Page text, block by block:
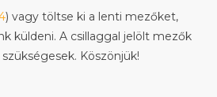
) vagy töltse ki a lenti mezőket,
küldeni. A csillaggal jelölt mezők
Köszönjük!